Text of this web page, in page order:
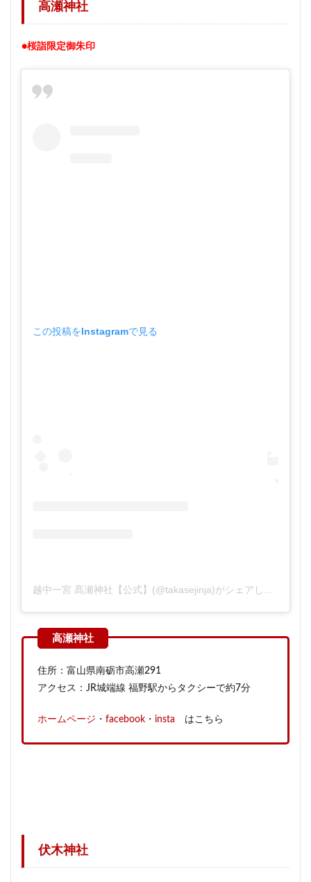
高瀬神社
●桜詣限定御朱印
この投稿をInstagramで見る
住所：富山県南砺市高瀬291
アクセス：JR城端線 福野駅からタクシーで約7分
ホームページ ・ facebook ・ insta はこちら
伏木神社